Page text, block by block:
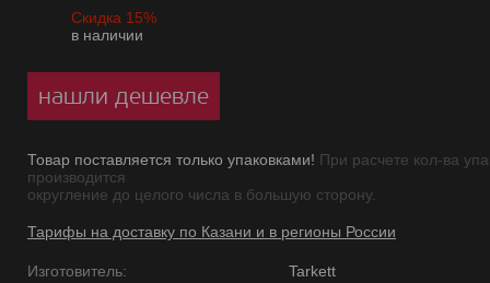
Скидка 15%
в наличии
нашли дешевле
Товар поставляется только упаковками! При расчете кол-ва
производится
округление до целого числа в большую сторону.
Тарифы на доставку по Казани и в регионы России
Изготовитель:
Tarkett